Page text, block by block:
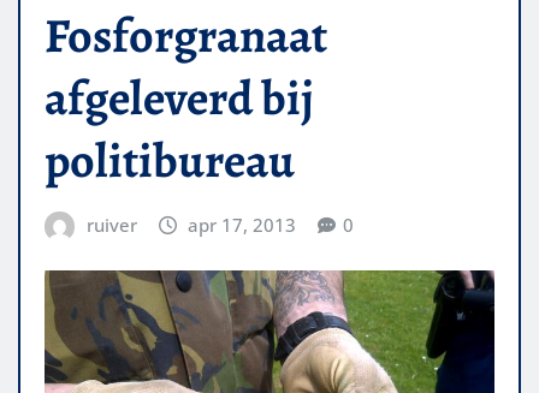
Fosforgranaat
afgeleverd bij
politibureau
ruiver apr 17, 2013 0